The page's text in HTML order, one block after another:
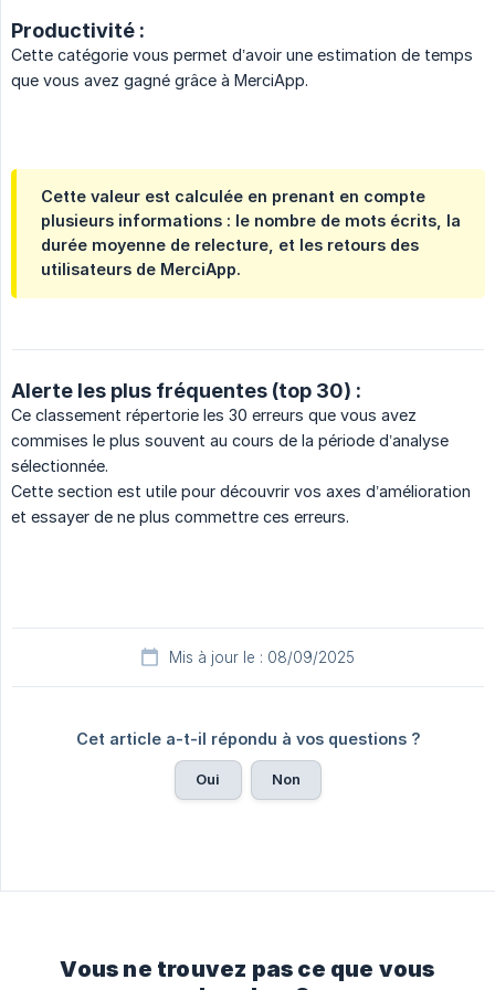
Productivité :
Cette catégorie vous permet d’avoir une estimation de temps
que vous avez gagné grâce à MerciApp.
Cette valeur est calculée en prenant en compte
plusieurs informations : le nombre de mots écrits, la
durée moyenne de relecture, et les retours des
utilisateurs de MerciApp.
Alerte les plus fréquentes (top 30) :
Ce classement répertorie les 30 erreurs que vous avez
commises le plus souvent au cours de la période d’analyse
sélectionnée.
Cette section est utile pour découvrir vos axes d’amélioration
et essayer de ne plus commettre ces erreurs.
Mis à jour le : 08/09/2025
Cet article a-t-il répondu à vos questions ?
Oui Non
Vous ne trouvez pas ce que vous